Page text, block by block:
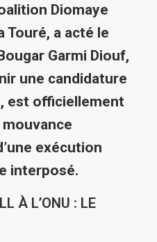
Diomaye
Touré, a acté le
Garmi Diouf,
une candidature
est officiellement
exécution
interposé.
À L’ONU : LE